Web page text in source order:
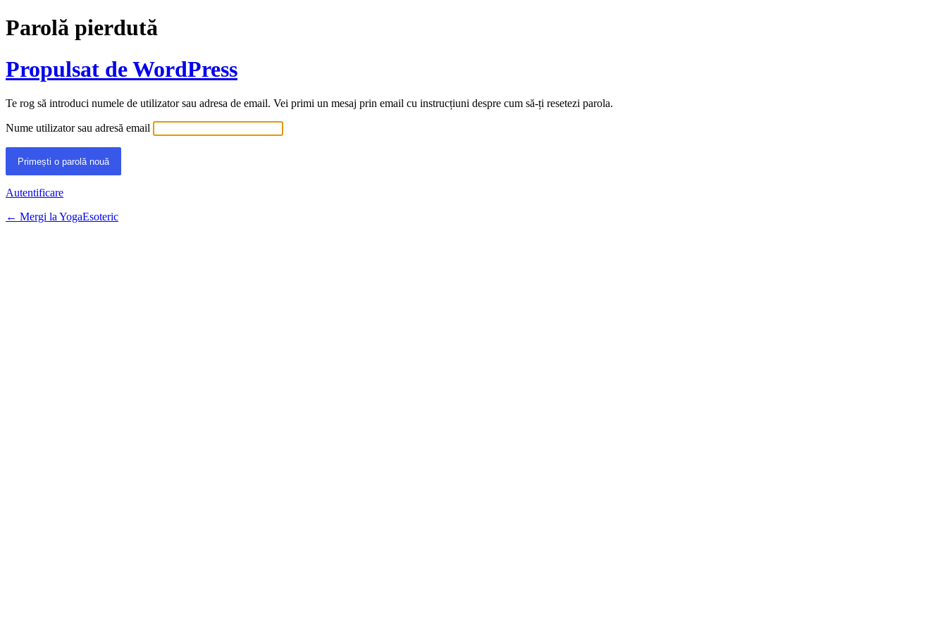
Parolă pierdută
Propulsat de WordPress
Te rog să introduci numele de utilizator sau adresa de email. Vei primi un mesaj prin email cu instrucțiuni despre cum să-ți resetezi parola.
Nume utilizator sau adresă email
Autentificare
← Mergi la YogaEsoteric